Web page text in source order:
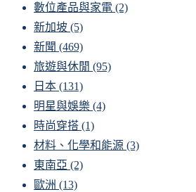
數位產品與家電 (2)
新加坡 (5)
新聞 (469)
旅遊與休閒 (95)
日本 (131)
明星與娛樂 (4)
時尚穿搭 (1)
材料、化學和能源 (3)
東南亞 (2)
歐洲 (13)